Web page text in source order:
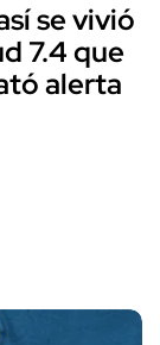
se vivió
7.4 que
alerta